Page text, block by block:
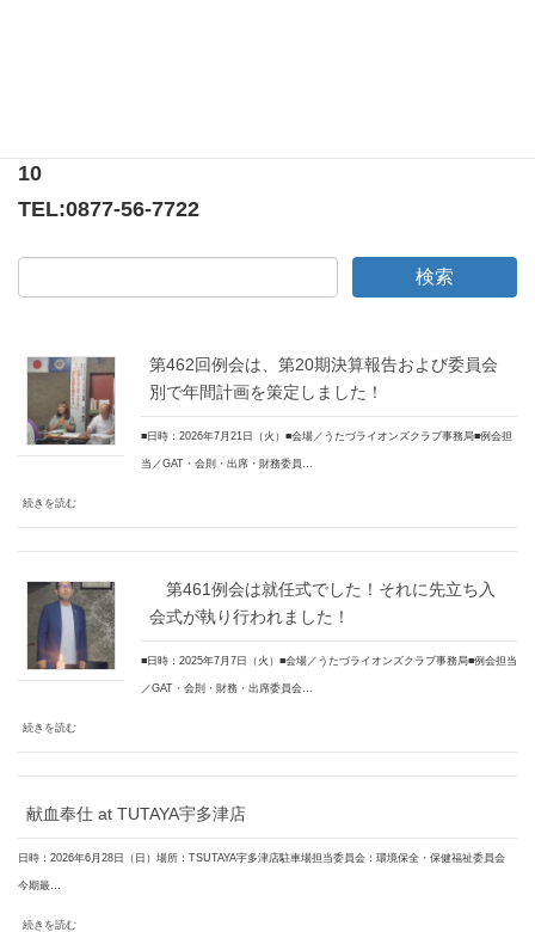
10
TEL:0877-56-7722
第462回例会は、第20期決算報告および委員会
別で年間計画を策定しました！
■日時：2026年7月21日（火）■会場／うたづライオンズクラブ事務局■例会担
当／GAT・会則・出席・財務委員…
続きを読む
第461例会は就任式でした！それに先立ち入
会式が執り行われました！
■日時：2025年7月7日（火）■会場／うたづライオンズクラブ事務局■例会担当
／GAT・会則・財務・出席委員会…
続きを読む
献血奉仕 at TUTAYA宇多津店
日時：2026年6月28日（日）場所：TSUTAYA宇多津店駐車場担当委員会：環境保全・保健福祉委員会
今期最…
続きを読む